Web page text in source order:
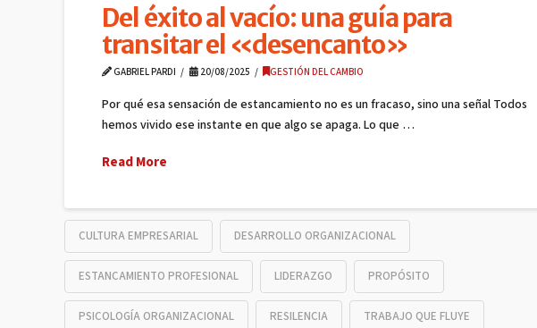
Del éxito al vacío: una guía para
transitar el «desencanto»
GABRIEL PARDI 20/08/2025 GESTIÓN DEL CAMBIO
Por qué esa sensación de estancamiento no es un fracaso, sino una señal Todos
hemos vivido ese instante en que algo se apaga. Lo que …
Read More
CULTURA EMPRESARIAL DESARROLLO ORGANIZACIONAL
ESTANCAMIENTO PROFESIONAL LIDERAZGO PROPÓSITO
PSICOLOGÍA ORGANIZACIONAL RESILENCIA TRABAJO QUE FLUYE